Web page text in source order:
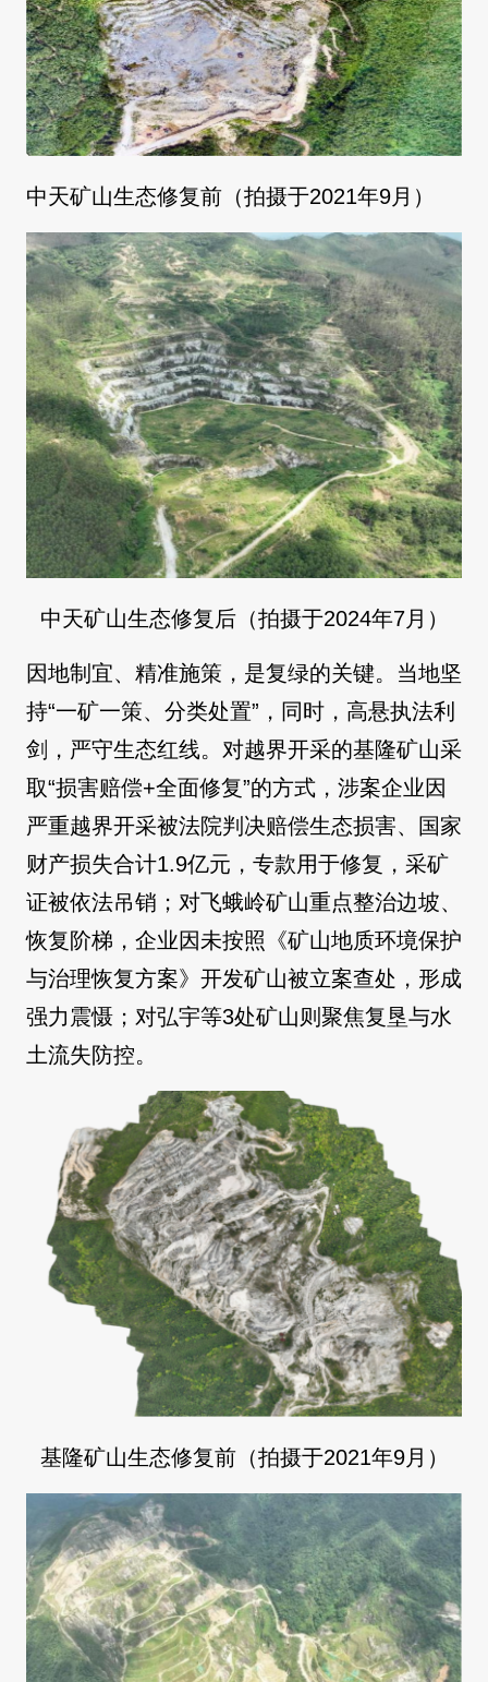
中天矿山生态修复前（拍摄于2021年9月）
中天矿山生态修复后（拍摄于2024年7月）
因地制宜、精准施策，是复绿的关键。当地坚
持“一矿一策、分类处置”，同时，高悬执法利
剑，严守生态红线。对越界开采的基隆矿山采
取“损害赔偿+全面修复”的方式，涉案企业因
严重越界开采被法院判决赔偿生态损害、国家
财产损失合计1.9亿元，专款用于修复，采矿
证被依法吊销；对飞蛾岭矿山重点整治边坡、
恢复阶梯，企业因未按照《矿山地质环境保护
与治理恢复方案》开发矿山被立案查处，形成
强力震慑；对弘宇等3处矿山则聚焦复垦与水
土流失防控。
基隆矿山生态修复前（拍摄于2021年9月）